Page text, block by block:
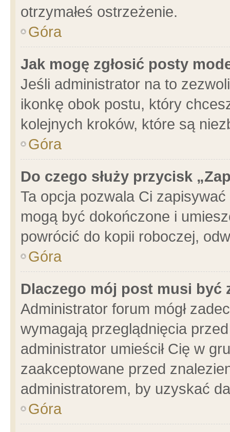
otrzymałeś ostrzeżenie.
Góra
Jak mogę zgłosić posty
Jeśli administrator na to
ikonkę obok postu, który
kolejnych kroków, które są
Góra
Do czego służy przycisk
Ta opcja pozwala Ci
mogą być dokończone i
powrócić do kopii roboczej,
Góra
Dlaczego mój post musi być
Administrator forum mógł
wymagają przeglądnięcia
administrator umieścił Cię w
zaakceptowane przed
administratorem, by uzyskać
Góra